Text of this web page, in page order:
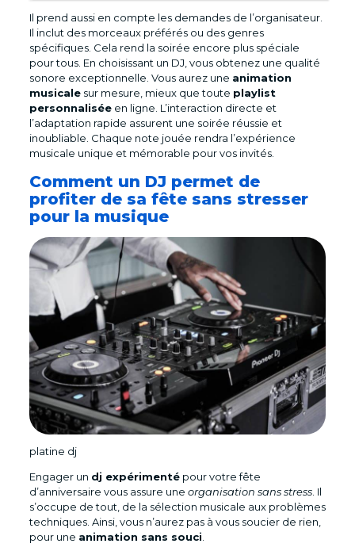
Il prend aussi en compte les demandes de l’organisateur.
Il inclut des morceaux préférés ou des genres
spécifiques. Cela rend la soirée encore plus spéciale
pour tous. En choisissant un DJ, vous obtenez une qualité
sonore exceptionnelle. Vous aurez une animation
musicalesur mesure, mieux que toute playlist
personnaliséeen ligne. L’interaction directe et
l’adaptation rapide assurent une soirée réussie et
inoubliable. Chaque note jouée rendra l’expérience
musicale unique et mémorable pour vos invités.
Comment un DJ permet de
profiter de sa fête sans stresser
pour la musique
platine dj
Engager un dj expérimentépour votre fête
d’anniversaire vous assure une organisation sans stress. Il
s’occupe de tout, de la sélection musicale aux problèmes
techniques. Ainsi, vous n’aurez pas à vous soucier de rien,
pour une animation sans souci